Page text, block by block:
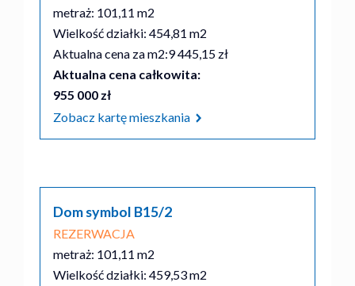
metraż: 101,11 m2
Wielkość działki: 454,81 m2
Aktualna cena za m2:9 445,15 zł
Aktualna cena całkowita:
955 000 zł
Zobacz kartę mieszkania
Dom symbol B15/2
REZERWACJA
metraż: 101,11 m2
Wielkość działki: 459,53 m2